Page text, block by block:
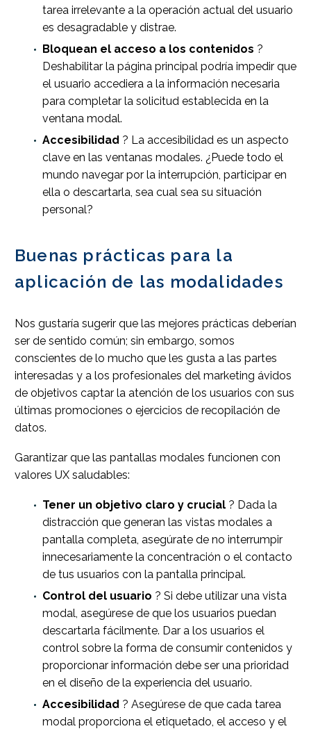
tarea irrelevante a la operación actual del usuario
es desagradable y distrae.
Bloquean el acceso a los contenidos ?
Deshabilitar la página principal podría impedir que
el usuario accediera a la información necesaria
para completar la solicitud establecida en la
ventana modal.
Accesibilidad ? La accesibilidad es un aspecto
clave en las ventanas modales. ¿Puede todo el
mundo navegar por la interrupción, participar en
ella o descartarla, sea cual sea su situación
personal?
Buenas prácticas para la
aplicación de las modalidades
Nos gustaría sugerir que las mejores prácticas deberían
ser de sentido común; sin embargo, somos
conscientes de lo mucho que les gusta a las partes
interesadas y a los profesionales del marketing ávidos
de objetivos captar la atención de los usuarios con sus
últimas promociones o ejercicios de recopilación de
datos.
Garantizar que las pantallas modales funcionen con
valores UX saludables:
Tener un objetivo claro y crucial ? Dada la
distracción que generan las vistas modales a
pantalla completa, asegúrate de no interrumpir
innecesariamente la concentración o el contacto
de tus usuarios con la pantalla principal.
Control del usuario ? Si debe utilizar una vista
modal, asegúrese de que los usuarios puedan
descartarla fácilmente. Dar a los usuarios el
control sobre la forma de consumir contenidos y
proporcionar información debe ser una prioridad
en el diseño de la experiencia del usuario.
Accesibilidad ? Asegúrese de que cada tarea
modal proporciona el etiquetado, el acceso y el